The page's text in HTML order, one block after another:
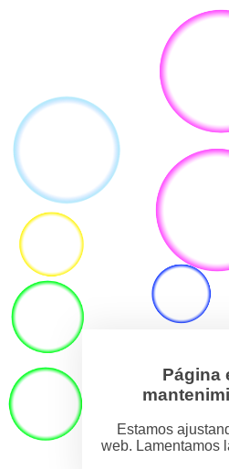
Página
Estamos
web. Lamentamos